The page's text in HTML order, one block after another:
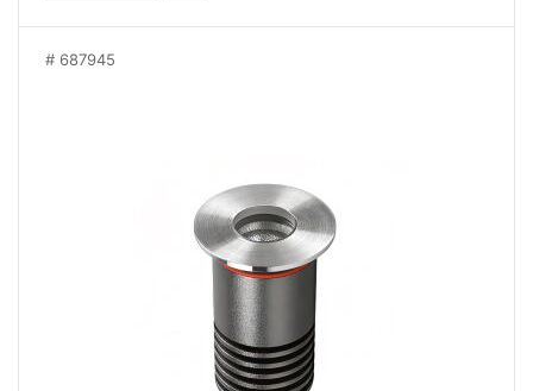
687945